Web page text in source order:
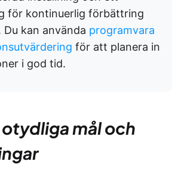
för kontinuerlig förbättring
Du kan använda programvara
för att planera in
i god tid.
mål och